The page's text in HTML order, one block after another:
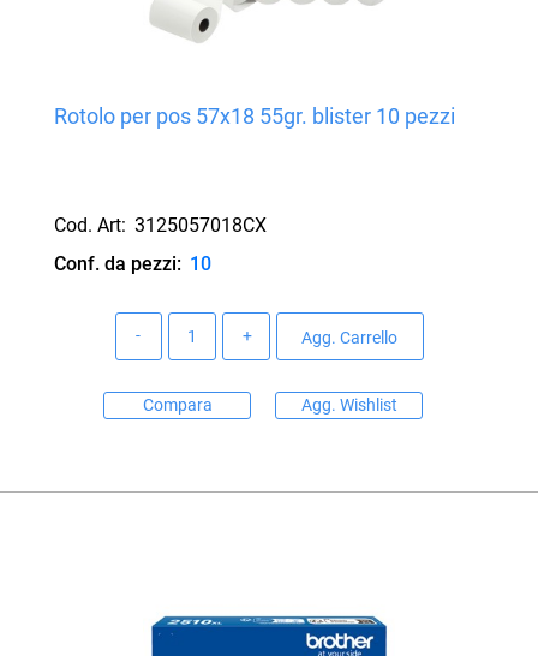
Rotolo per pos 57x18 55gr. blister 10 pezzi
Cod. Art: 3125057018CX
Conf. da pezzi: 10
Agg. Carrello
Compara Agg. Wishlist